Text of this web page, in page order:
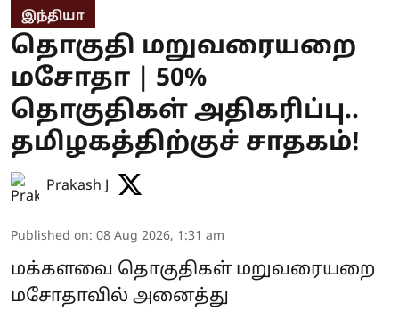
இந்தியா
தொகுதி மறுவரையறை
மசோதா | 50%
தொகுதிகள் அதிகரிப்பு..
தமிழகத்திற்குச் சாதகம்!
Prakash J
Published on: 08 Aug 2026, 1:31 am
மக்களவை தொகுதிகள் மறுவரையறை
மசோதாவில் அனைத்து